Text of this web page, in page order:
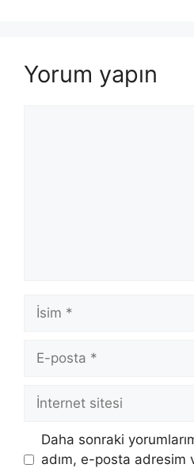
Yorum yapın
İsim
posta
İnternet
Daha sonraki
adım, e-posta adresim